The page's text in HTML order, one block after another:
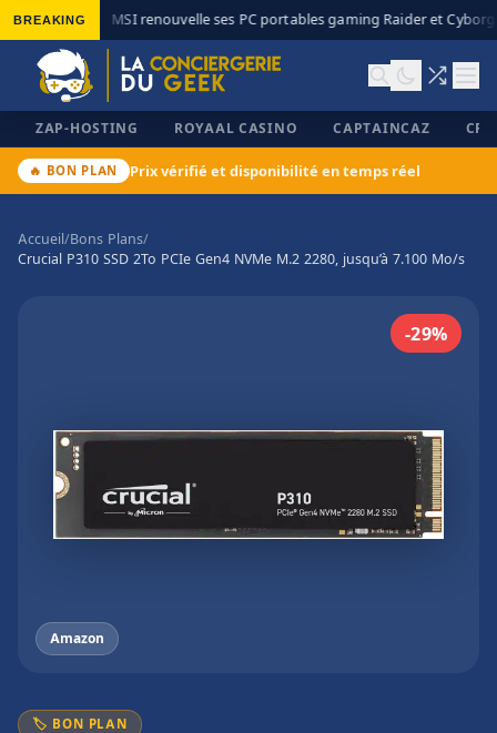
BREAKING MSI renouvelle ses PC portables gaming Raider et Cyborg
ZAP-HOSTING ROYAAL CASINO CAPTAINCAZ
✕
🔥 BON PLAN Prix vérifié et disponibilité en temps réel
Accueil /Bons Plans/
Crucial P310 SSD 2To PCIe Gen4 NVMe M.2 2280, jusqu’à 7.100 Mo/s
-29%
Amazon
🏷️ BON PLAN